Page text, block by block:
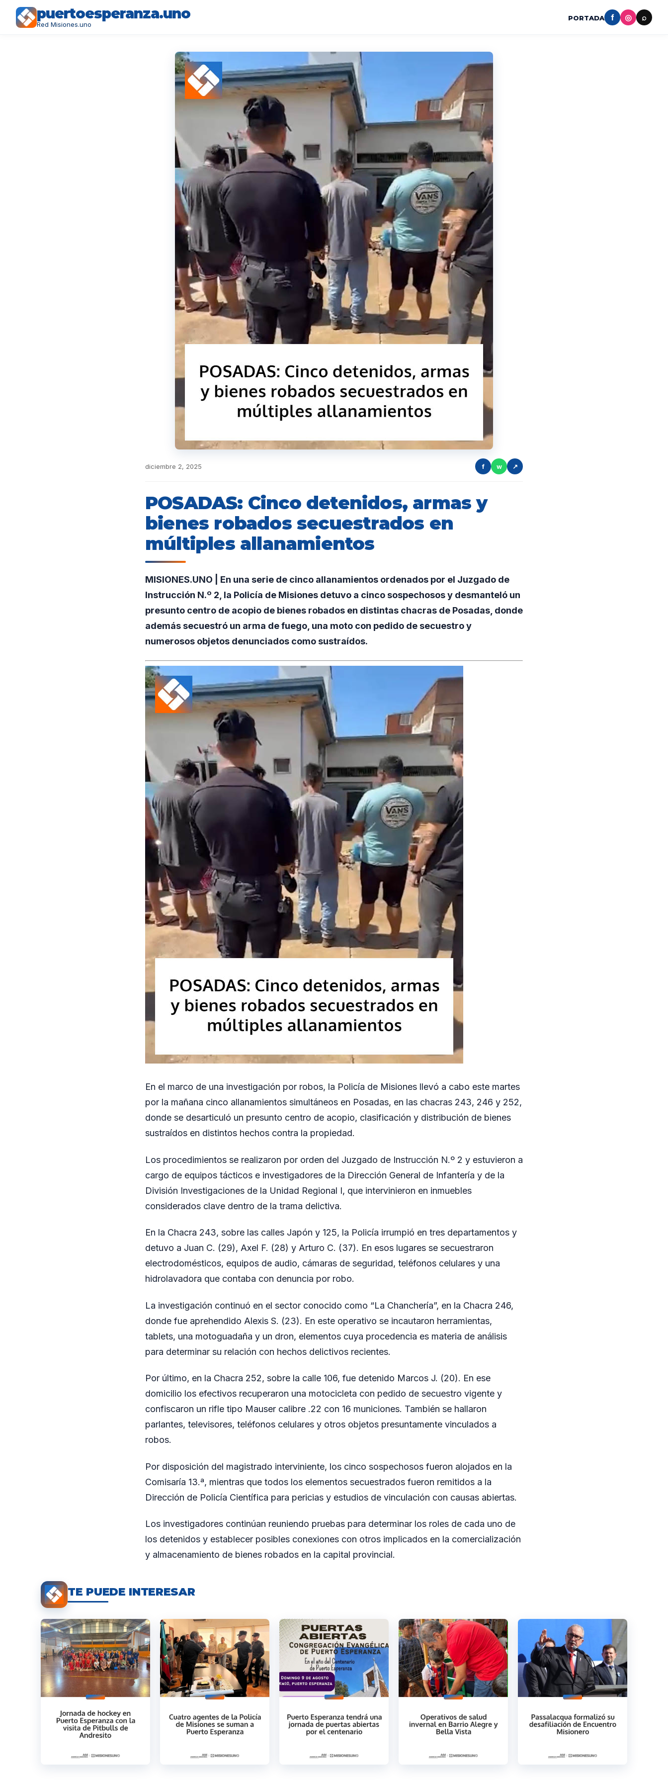
puertoesperanza.uno
Red Misiones.uno
PORTADA f ◎ ⌕
diciembre 2, 2025 f w ↗
POSADAS: Cinco detenidos, armas y
bienes robados secuestrados en
múltiples allanamientos
MISIONES.UNO | En una serie de cinco allanamientos ordenados por el Juzgado de
Instrucción N.º 2, la Policía de Misiones detuvo a cinco sospechosos y desmanteló un
presunto centro de acopio de bienes robados en distintas chacras de Posadas, donde
además secuestró un arma de fuego, una moto con pedido de secuestro y
numerosos objetos denunciados como sustraídos.
En el marco de una investigación por robos, la Policía de Misiones llevó a cabo este martes
por la mañana cinco allanamientos simultáneos en Posadas, en las chacras 243, 246 y 252,
donde se desarticuló un presunto centro de acopio, clasificación y distribución de bienes
sustraídos en distintos hechos contra la propiedad.
Los procedimientos se realizaron por orden del Juzgado de Instrucción N.º 2 y estuvieron a
cargo de equipos tácticos e investigadores de la Dirección General de Infantería y de la
División Investigaciones de la Unidad Regional I, que intervinieron en inmuebles
considerados clave dentro de la trama delictiva.
En la Chacra 243, sobre las calles Japón y 125, la Policía irrumpió en tres departamentos y
detuvo a Juan C. (29), Axel F. (28) y Arturo C. (37). En esos lugares se secuestraron
electrodomésticos, equipos de audio, cámaras de seguridad, teléfonos celulares y una
hidrolavadora que contaba con denuncia por robo.
La investigación continuó en el sector conocido como “La Chanchería”, en la Chacra 246,
donde fue aprehendido Alexis S. (23). En este operativo se incautaron herramientas,
tablets, una motoguadaña y un dron, elementos cuya procedencia es materia de análisis
para determinar su relación con hechos delictivos recientes.
Por último, en la Chacra 252, sobre la calle 106, fue detenido Marcos J. (20). En ese
domicilio los efectivos recuperaron una motocicleta con pedido de secuestro vigente y
confiscaron un rifle tipo Mauser calibre .22 con 16 municiones. También se hallaron
parlantes, televisores, teléfonos celulares y otros objetos presuntamente vinculados a
robos.
Por disposición del magistrado interviniente, los cinco sospechosos fueron alojados en la
Comisaría 13.ª, mientras que todos los elementos secuestrados fueron remitidos a la
Dirección de Policía Científica para pericias y estudios de vinculación con causas abiertas.
Los investigadores continúan reuniendo pruebas para determinar los roles de cada uno de
los detenidos y establecer posibles conexiones con otros implicados en la comercialización
y almacenamiento de bienes robados en la capital provincial.
TE PUEDE INTERESAR